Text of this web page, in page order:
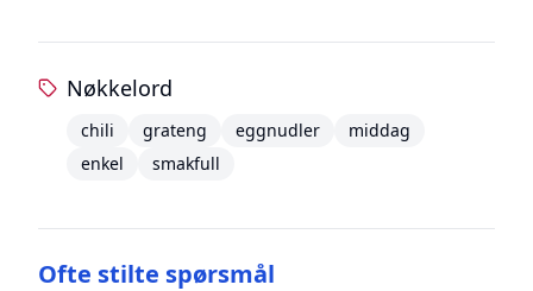
Nøkkelord
chili grateng eggnudler
middag
enkel
smakfull
Ofte stilte spørsmål